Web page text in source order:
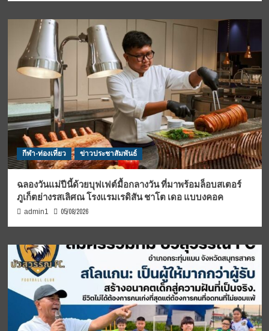
กีฬา-ท่องเที่ยว ข่าวประชาสัมพันธ์
ฉลองวันแม่ปีนี้ด้วยบุฟเฟต์มื้อกลางวัน ที่มาพร้อมล็อบสเตอร์
ภูเก็ตย่างรสเลิศณ โรงแรมเรดิสัน ชาโต เดอ แบบงคอค
admin1 05/08/2026